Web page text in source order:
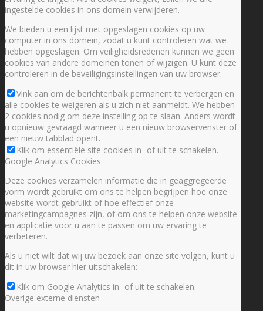
ingestelde cookies in ons domein verwijderen.
We bieden u een lijst met opgeslagen cookies op uw
computer in ons domein, zodat u kunt controleren wat we
hebben opgeslagen. Om veiligheidsredenen kunnen we geen
cookies van andere domeinen tonen of wijzigen. U kunt deze
controleren in de beveiligingsinstellingen van uw browser.
Vink aan om de berichtenbalk permanent te verbergen en
alle cookies te weigeren als u zich niet aanmeldt. We hebben
2 cookies nodig om deze instelling op te slaan. Anders wordt
u opnieuw gevraagd wanneer u een nieuw browservenster of
een nieuw tabblad opent.
Klik om essentiële site cookies in- of uit te schakelen.
Google Analytics Cookies
Deze cookies verzamelen informatie die in geaggregeerde
vorm wordt gebruikt om ons te helpen begrijpen hoe onze
website wordt gebruikt of hoe effectief onze
marketingcampagnes zijn, of om ons te helpen onze website
en applicatie voor u aan te passen om uw ervaring te
verbeteren.
Als u niet wilt dat wij uw bezoek aan onze site volgen, kunt u
dit in uw browser hier uitschakelen:
Klik om Google Analytics in- of uit te schakelen.
Overige externe diensten